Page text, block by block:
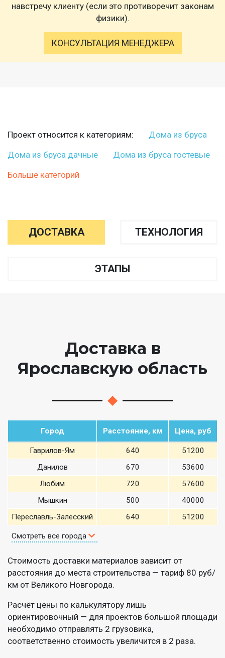
навстречу клиенту (если это противоречит законам
физики).
КОНСУЛЬТАЦИЯ МЕНЕДЖЕРА
Проект относится к категориям:
Дома из бруса
Дома из бруса дачные
Дома из бруса гостевые
Больше категорий
ДОСТАВКА ТЕХНОЛОГИЯ
ЭТАПЫ
Доставка в
Ярославскую область
Город Расстояние, км Цена, руб
Гаврилов-Ям 640
51200
Данилов
670
53600
Любим
720
57600
Мышкин
500
40000
Переславль-Залесский
640 51200
Смотреть все города
Стоимость доставки материалов зависит от
расстояния до места строительства — тариф 80 руб/
км от Великого Новгорода.
Расчёт цены по калькулятору лишь
ориентировочный — для проектов большой площади
необходимо отправлять 2 грузовика,
соответственно стоимость увеличится в 2 раза.